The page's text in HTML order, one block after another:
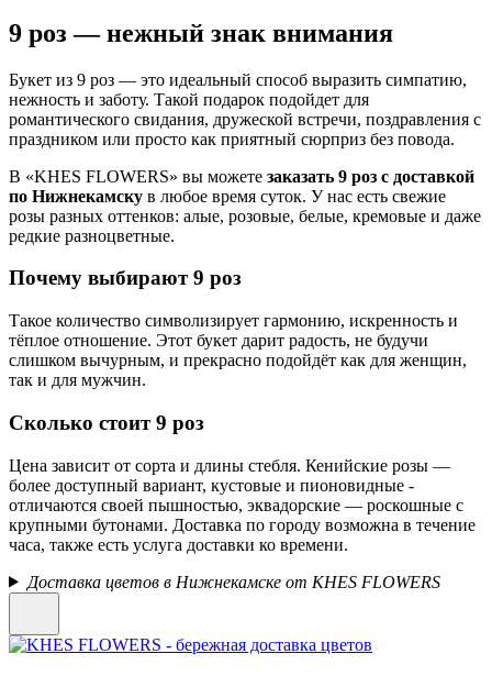
9 роз — нежный знак внимания
Букет из 9 роз — это идеальный способ выразить симпатию,
нежность и заботу. Такой подарок подойдет для
романтического свидания, дружеской встречи, поздравления с
праздником или просто как приятный сюрприз без повода.
В «KHES FLOWERS» вы можете заказать 9 роз с доставкой
по Нижнекамску в любое время суток. У нас есть свежие
розы разных оттенков: алые, розовые, белые, кремовые и даже
редкие разноцветные.
Почему выбирают 9 роз
Такое количество символизирует гармонию, искренность и
тёплое отношение. Этот букет дарит радость, не будучи
слишком вычурным, и прекрасно подойдёт как для женщин,
так и для мужчин.
Сколько стоит 9 роз
Цена зависит от сорта и длины стебля. Кенийские розы —
более доступный вариант, кустовые и пионовидные -
отличаются своей пышностью, эквадорские — роскошные с
крупными бутонами. Доставка по городу возможна в течение
часа, также есть услуга доставки ко времени.
Доставка цветов в Нижнекамске от KHES FLOWERS